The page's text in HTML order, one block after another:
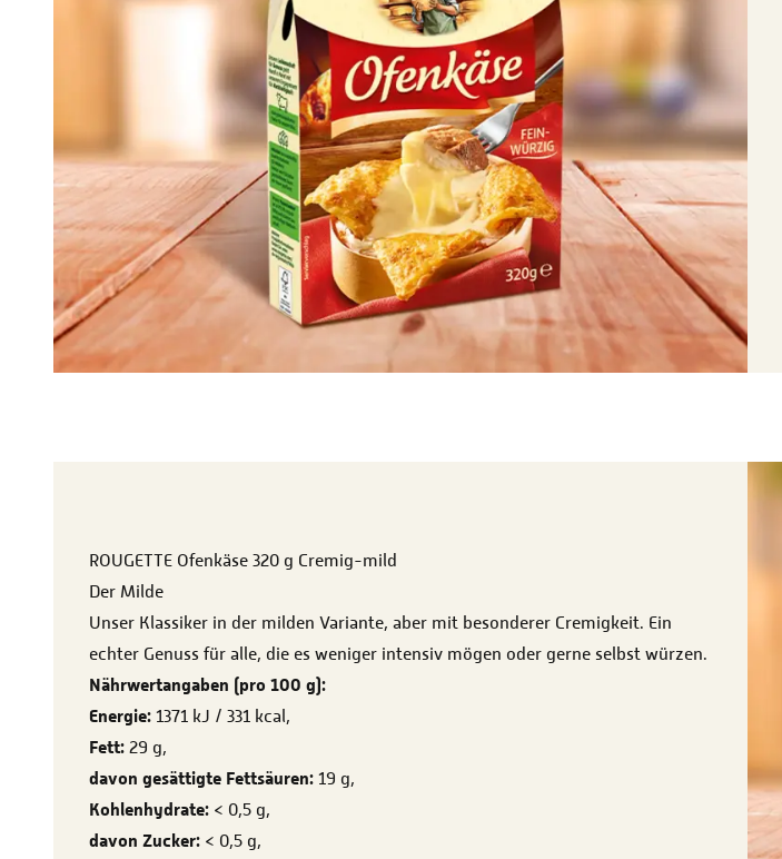
ROUGETTE Ofenkäse 320 g Cremig-mild
Der Milde
Unser Klassiker in der milden Variante, aber mit besonderer Cremigkeit. Ein
echter Genuss für alle, die es weniger intensiv mögen oder gerne selbst würzen.
Nährwertangaben (pro 100 g):
Energie: 1371 kJ / 331 kcal,
Fett: 29 g,
davon gesättigte Fettsäuren: 19 g,
Kohlenhydrate: < 0,5 g,
davon Zucker: < 0,5 g,